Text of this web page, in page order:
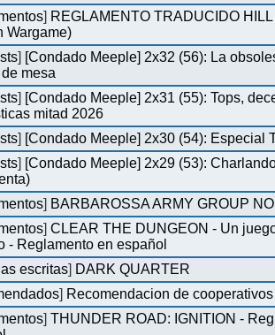
] REGLAMENTO TRADUCIDO
Wargame)
] [Condado Meeple] 2x32 (56): La
mesa
] [Condado Meeple] 2x31 (55): Tops,
mitad 2026
] [Condado Meeple] 2x30 (54): Especial
] [Condado Meeple] 2x29 (53):
] BARBAROSSA ARMY GROUP
]CLEAR THE DUNGEON - Un
- Reglamento en español
escritas] DARK QUARTER
] Recomendacion de
]THUNDER ROAD: IGNITION -